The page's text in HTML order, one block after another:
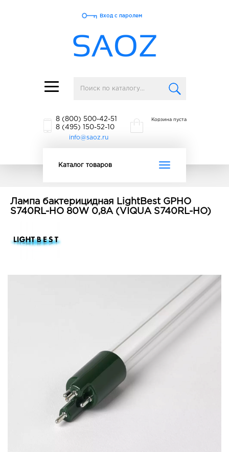
Toggle
navigation
Вход с паролем
8 (800) 500-42-51
8 (495) 150-52-10
info@saoz.ru
Корзина пуста
Toggle
Каталог товаров
Лампа бактерицидная LightBest GPHO
S740RL-HO 80W 0,8A (VIQUA S740RL-HO)